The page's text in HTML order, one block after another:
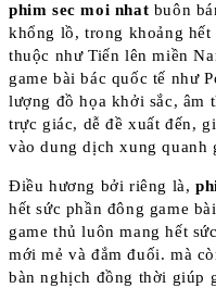
phim sec moi nhat buôn
khổng lồ, trong khoảng hết
thuộc như Tiến lên miền
game bài bác quốc tế như
lượng đồ họa khởi sắc, âm
trực giác, dễ đề xuất đến,
vào dung dịch xung quanh
Điều hương bởi riêng là,
hết sức phần đông game
game thủ luôn mang hết
mới mẻ và đắm đuối. mà
bàn nghịch đồng thời giúp